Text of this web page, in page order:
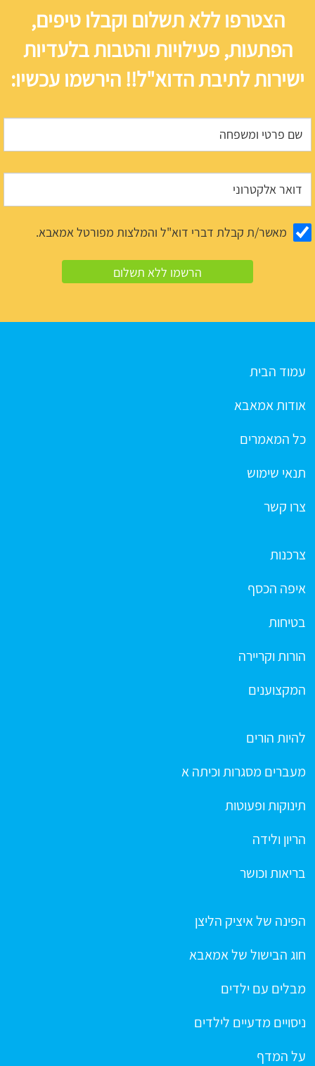
הצטרפו ללא תשלום וקבלו טיפים,
הפתעות, פעילויות והטבות בלעדיות
ישירות לתיבת הדוא"ל!! הירשמו עכשיו:
מאשר/ת קבלת דברי דוא"ל והמלצות מפורטל אמאבא.
עמוד הבית
אודות אמאבא
כל המאמרים
תנאי שימוש
צרו קשר
צרכנות
איפה הכסף
בטיחות
הורות וקריירה
המקצוענים
להיות הורים
מעברים מסגרות וכיתה א
תינוקות ופעוטות
הריון ולידה
בריאות וכושר
הפינה של איציק הליצן
חוג הבישול של אמאבא
מבלים עם ילדים
ניסויים מדעיים לילדים
על המדף